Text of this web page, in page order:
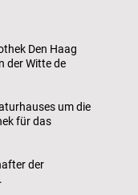
Den Haag
der Witte de
um die
für das
der